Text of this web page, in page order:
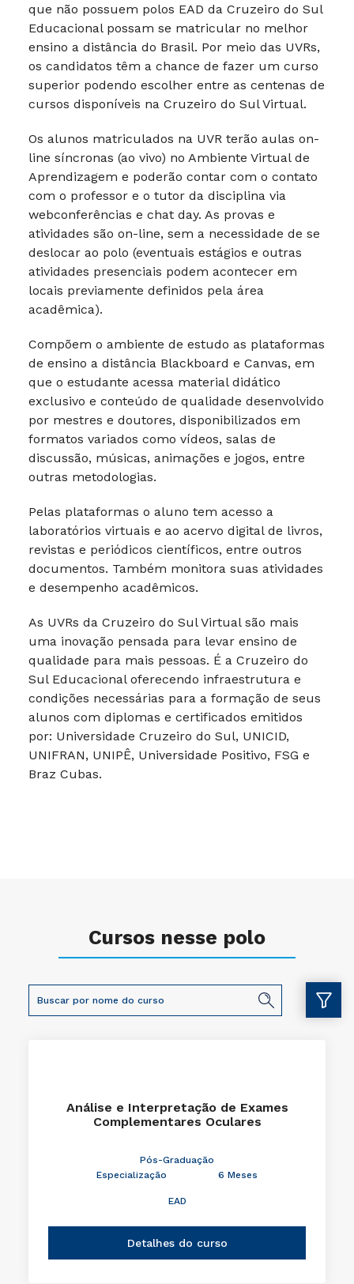
que não possuem polos EAD da Cruzeiro do Sul
Educacional possam se matricular no melhor
ensino a distância do Brasil. Por meio das UVRs,
os candidatos têm a chance de fazer um curso
superior podendo escolher entre as centenas de
cursos disponíveis na Cruzeiro do Sul Virtual.
Os alunos matriculados na UVR terão aulas on-
line síncronas (ao vivo) no Ambiente Virtual de
Aprendizagem e poderão contar com o contato
com o professor e o tutor da disciplina via
webconferências e chat day. As provas e
atividades são on-line, sem a necessidade de se
deslocar ao polo (eventuais estágios e outras
atividades presenciais podem acontecer em
locais previamente definidos pela área
acadêmica).
Compõem o ambiente de estudo as plataformas
de ensino a distância Blackboard e Canvas, em
que o estudante acessa material didático
exclusivo e conteúdo de qualidade desenvolvido
por mestres e doutores, disponibilizados em
formatos variados como vídeos, salas de
discussão, músicas, animações e jogos, entre
outras metodologias.
Pelas plataformas o aluno tem acesso a
laboratórios virtuais e ao acervo digital de livros,
revistas e periódicos científicos, entre outros
documentos. Também monitora suas atividades
e desempenho acadêmicos.
As UVRs da Cruzeiro do Sul Virtual são mais
uma inovação pensada para levar ensino de
qualidade para mais pessoas. É a Cruzeiro do
Sul Educacional oferecendo infraestrutura e
condições necessárias para a formação de seus
alunos com diplomas e certificados emitidos
por: Universidade Cruzeiro do Sul, UNICID,
UNIFRAN, UNIPÊ, Universidade Positivo, FSG e
Braz Cubas.
Cursos nesse polo
Análise e Interpretação de Exames
Complementares Oculares
Pós-Graduação
Especialização
6 Meses
EAD
Detalhes do curso